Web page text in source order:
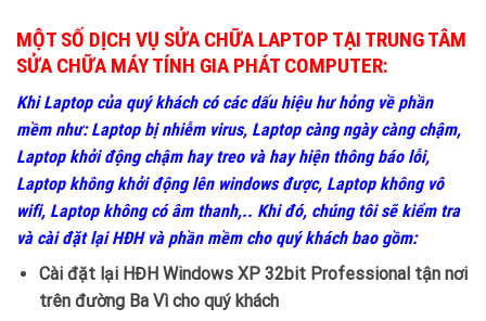
MỘT SỐ DỊCH VỤ SỬA CHỮA LAPTOP TẠI TRUNG TÂM
SỬA CHỮA MÁY TÍNH GIA PHÁT COMPUTER:
Khi Laptop của quý khách có các dấu hiệu hư hỏng về phần
mềm như: Laptop bị nhiễm virus, Laptop càng ngày càng chậm,
Laptop khởi động chậm hay treo và hay hiện thông báo lỗi,
Laptop không khởi động lên windows được, Laptop không vô
wifi, Laptop không có âm thanh,.. Khi đó, chúng tôi sẽ kiểm tra
và cài đặt lại HĐH và phần mềm cho quý khách bao gồm:
Cài đặt lại HĐH Windows XP 32bit Professional tận nơi
trên đường Ba Vì cho quý khách